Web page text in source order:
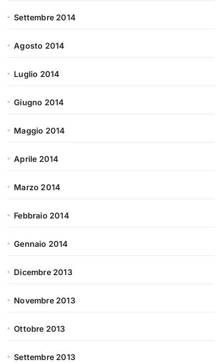
Settembre 2014
Agosto 2014
Luglio 2014
Giugno 2014
Maggio 2014
Aprile 2014
Marzo 2014
Febbraio 2014
Gennaio 2014
Dicembre 2013
Novembre 2013
Ottobre 2013
Settembre 2013